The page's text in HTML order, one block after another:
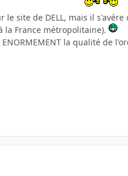
site de DELL, mais il
la France métropolitaine).
la qualité de